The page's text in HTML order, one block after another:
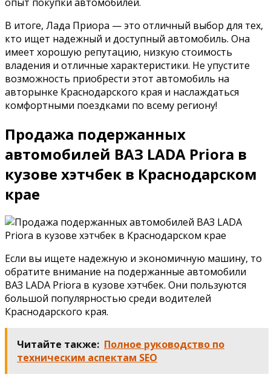
В итоге, Лада Приора — это отличный выбор для тех,
кто ищет надежный и доступный автомобиль. Она
имеет хорошую репутацию, низкую стоимость
владения и отличные характеристики. Не упустите
возможность приобрести этот автомобиль на
авторынке Краснодарского края и наслаждаться
комфортными поездками по всему региону!
Продажа подержанных
автомобилей ВАЗ LADA Priora в
кузове хэтчбек в Краснодарском
крае
Если вы ищете надежную и экономичную машину, то
обратите внимание на подержанные автомобили
ВАЗ LADA Priora в кузове хэтчбек. Они пользуются
большой популярностью среди водителей
Краснодарского края.
Читайте также: Полное руководство по
техническим аспектам SEO